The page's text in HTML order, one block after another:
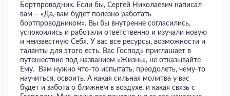
Бортпроводник. Если бы, Сергей Николаевич написал
вам – «Да, вам будет полезно работать
бортпроводником». Вы бы внутренне согласились,
успокоились и работали ответственно и изучали новую
и неизвестную Себя. У вас все ресурсы, возможности и
таланты для этого есть. Вас Господь приглашает в
путешествие под названием «Жизнь», не отказывайте
Ему. Вам нужно что-то испытать, преодолеть, чему-то
научиться, освоить. А какая сильная молитва у вас
будет и забота о ближнем в воздухе, и какая связь с